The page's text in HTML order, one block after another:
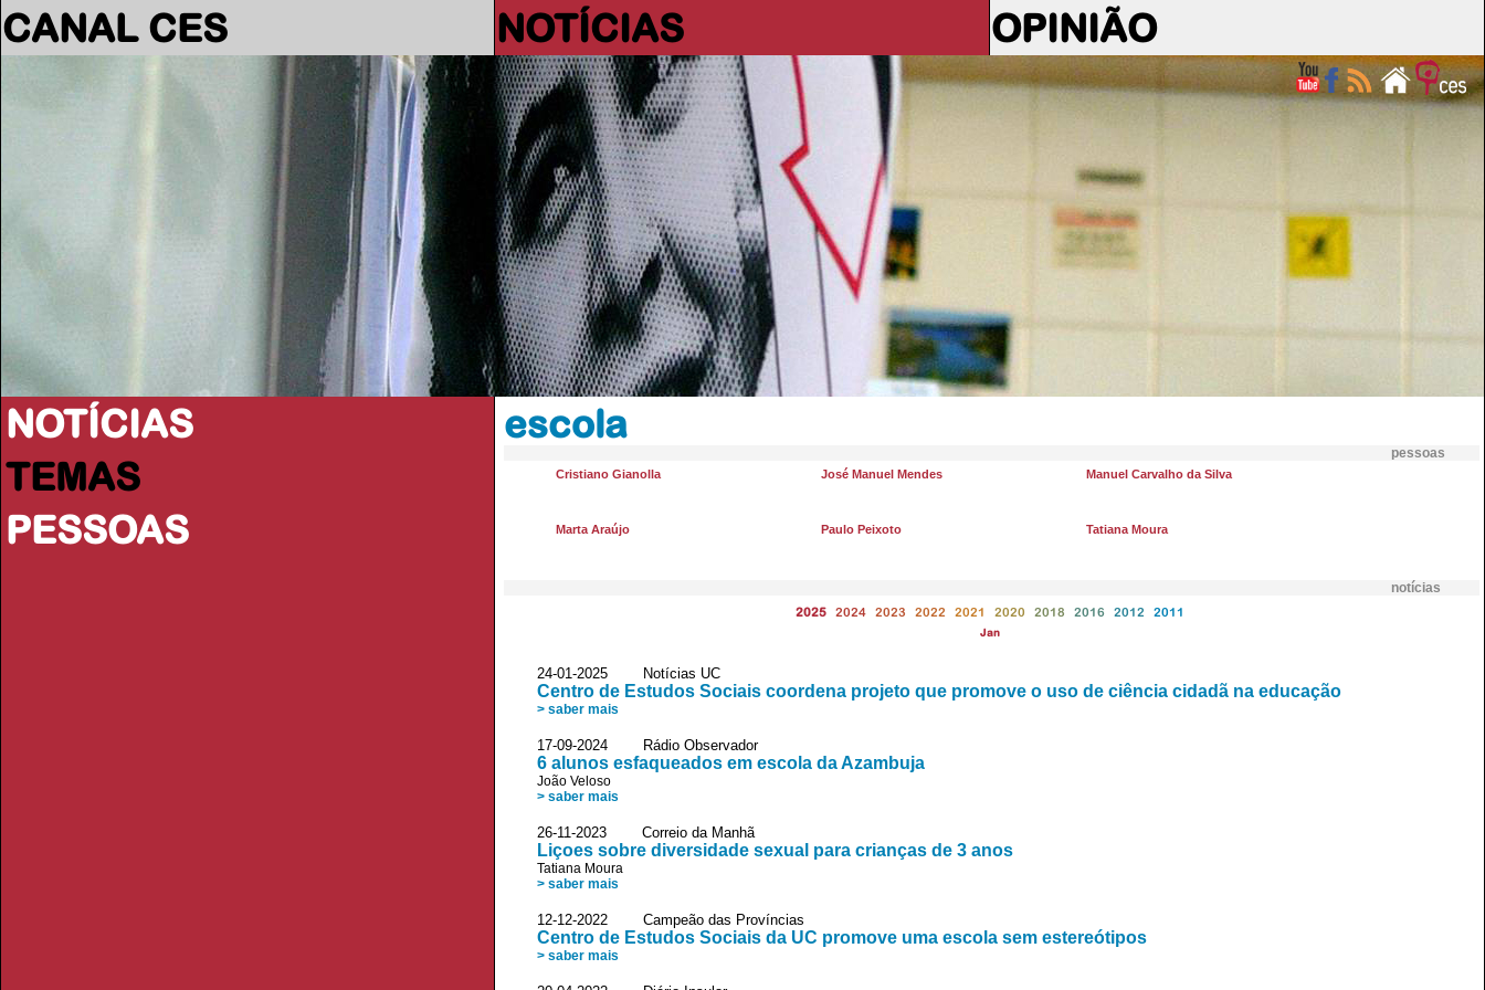
CANAL CES NOTÍCIAS OPINIÃO
NOTÍCIAS
TEMAS
PESSOAS
escola
pessoas
Cristiano Gianolla José Manuel Mendes Manuel Carvalho da Silva
Marta Araújo Paulo Peixoto Tatiana Moura
notícias
2025 2024 2023 2022 2021 2020 2018 2016 2012 2011
Jan
24-01-2025 Notícias UC
Centro de Estudos Sociais coordena projeto que promove o uso de ciência cidadã na educação
> saber mais
17-09-2024 Rádio Observador
6 alunos esfaqueados em escola da Azambuja
João Veloso
> saber mais
26-11-2023 Correio da Manhã
Liçoes sobre diversidade sexual para crianças de 3 anos
Tatiana Moura
> saber mais
12-12-2022 Campeão das Províncias
Centro de Estudos Sociais da UC promove uma escola sem estereótipos
> saber mais